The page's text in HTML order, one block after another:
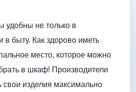
удобны не только в
в быту. Как здорово иметь
место, которое можно
в шкаф! Производители
свои изделия максимально